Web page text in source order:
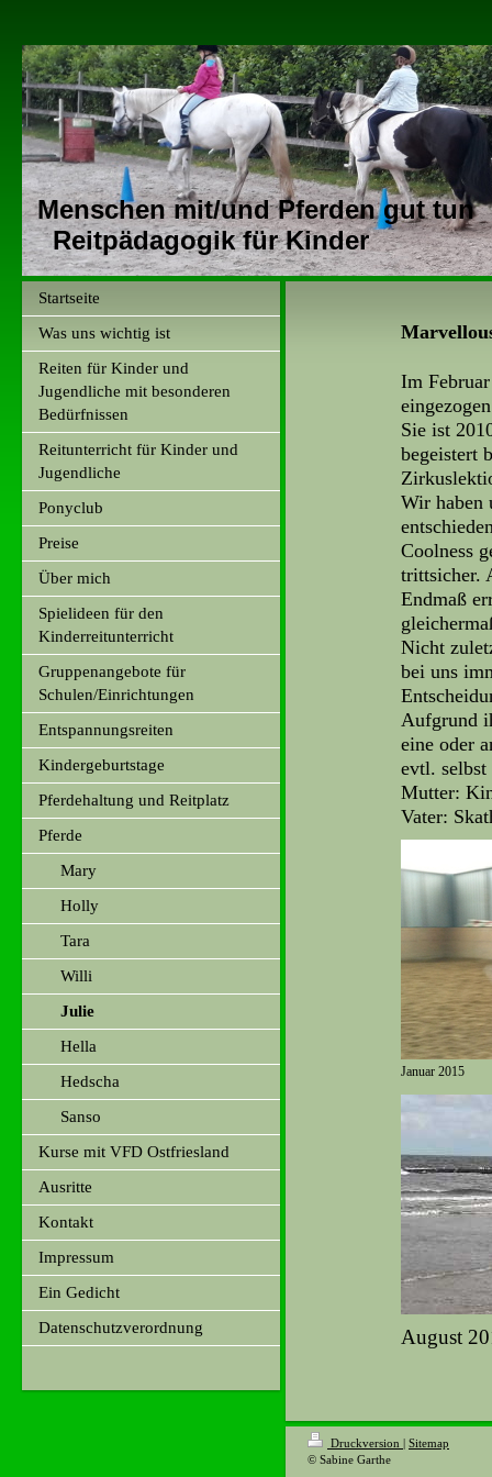
Menschen mit/und Pferden gut tun
Reitpädagogik für Kinder
Startseite
Was uns wichtig ist
Reiten für Kinder und
Jugendliche mit besonderen
Bedürfnissen
Reitunterricht für Kinder und
Jugendliche
Ponyclub
Preise
Über mich
Spielideen für den
Kinderreitunterricht
Gruppenangebote für
Schulen/Einrichtungen
Entspannungsreiten
Kindergeburtstage
Pferdehaltung und Reitplatz
Pferde
Mary
Holly
Tara
Willi
Julie
Hella
Hedscha
Sanso
Kurse mit VFD Ostfriesland
Ausritte
Kontakt
Impressum
Ein Gedicht
Datenschutzverordnung
Im
Sie ist
begeistert
Wir haben
Coolness
trittsicher.
Endmaß
Nicht
bei uns
Aufgrund
eine oder
evtl.
Mutter:
Vater:
Januar 2015
August
Druckversion | Sitemap
© Sabine Garthe